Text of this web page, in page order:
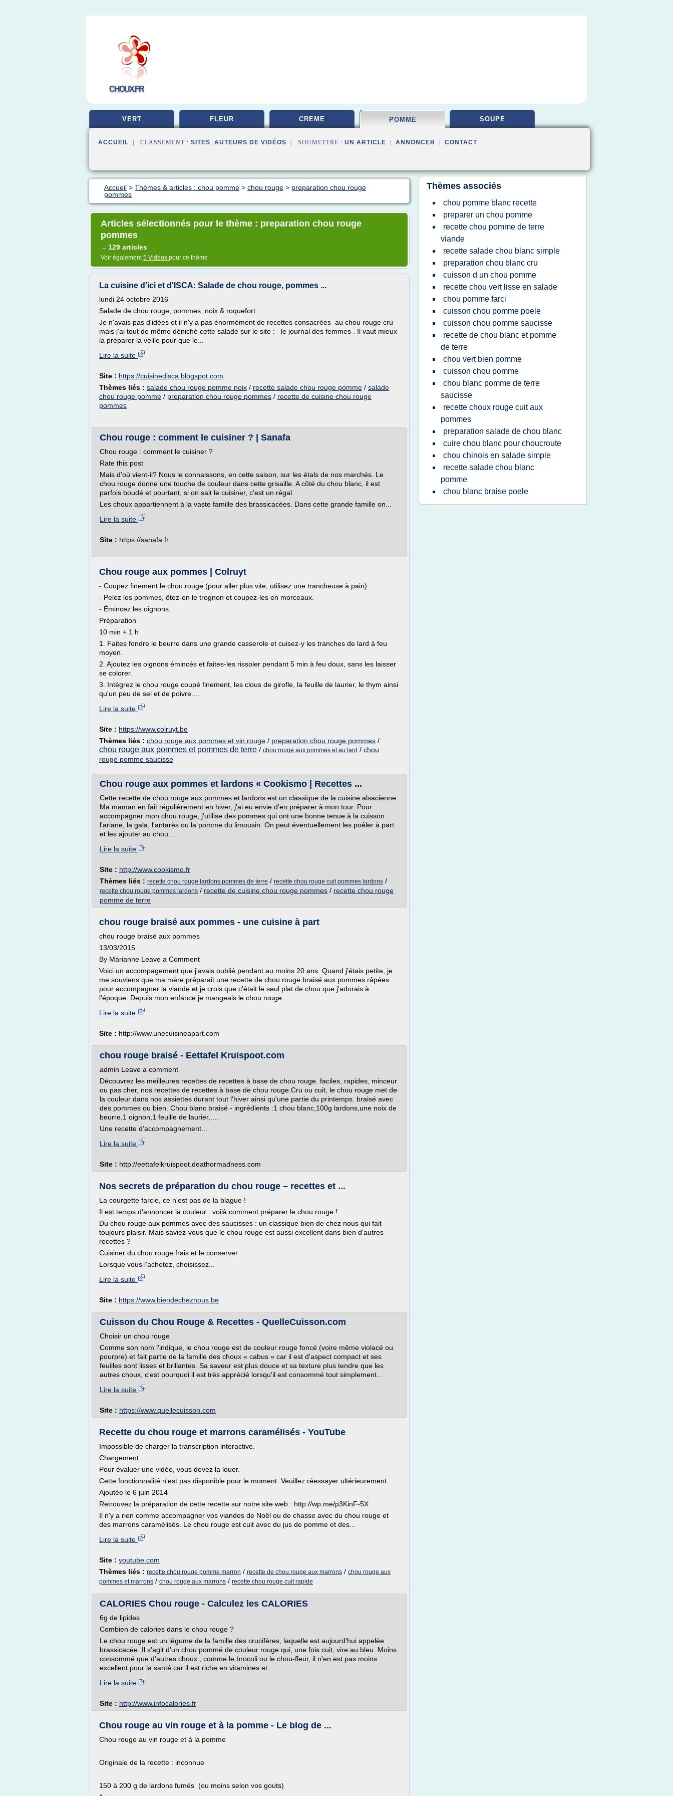
CHOUX.FR
VERT FLEUR CREME POMME SOUPE
ACCUEIL | CLASSEMENT : SITES, AUTEURS DE VIDÉOS | SOUMETTRE : UN ARTICLE ANNONCER CONTACT
Accueil > Thèmes & articles : chou pomme > chou rouge > preparation chou rouge
pommes
Articles sélectionnés pour le thème : preparation chou rouge
pommes
→ 129 articles
Voir également5 Vidéos pour ce thème
La cuisine d'ici et d'ISCA: Salade de chou rouge, pommes ...
lundi 24 octobre 2016
Salade de chou rouge, pommes, noix & roquefort
Je n'avais pas d'idées et il n'y a pas énormément de recettes consacrées au chou rouge cru
mais j'ai tout de même déniché cette salade sur le site : le journal des femmes . Il vaut mieux
la préparer la veille pour que le...
Lire la suite
Site : https://cuisinedisca.blogspot.com
Thèmes liés : salade chou rouge pomme noix / recette salade chou rouge pomme / salade
chou rouge pomme / preparation chou rouge pommes / recette de cuisine chou rouge
pommes
Chou rouge : comment le cuisiner ? | Sanafa
Chou rouge : comment le cuisiner ?
Rate this post
Mais d'où vient-il? Nous le connaissons, en cette saison, sur les étals de nos marchés. Le
chou rouge donne une touche de couleur dans cette grisaille. A côté du chou blanc, il est
parfois boudé et pourtant, si on sait le cuisiner, c'est un régal.
Les choux appartiennent à la vaste famille des brassicacées. Dans cette grande famille on...
Lire la suite
Site : https://sanafa.fr
Chou rouge aux pommes | Colruyt
- Coupez finement le chou rouge (pour aller plus vite, utilisez une trancheuse à pain).
- Pelez les pommes, ôtez-en le trognon et coupez-les en morceaux.
- Émincez les oignons.
Préparation
10 min + 1 h
1. Faites fondre le beurre dans une grande casserole et cuisez-y les tranches de lard à feu
moyen.
2. Ajoutez les oignons émincés et faites-les rissoler pendant 5 min à feu doux, sans les laisser
se colorer.
3. Intégrez le chou rouge coupé finement, les clous de girofle, la feuille de laurier, le thym ainsi
qu'un peu de sel et de poivre....
Lire la suite
Site : https://www.colruyt.be
Thèmes liés : chou rouge aux pommes et vin rouge / preparation chou rouge pommes /
chou rouge aux pommes et pommes de terre / chou rouge aux pommes et au lard / chou
rouge pomme saucisse
Chou rouge aux pommes et lardons « Cookismo | Recettes ...
Cette recette de chou rouge aux pommes et lardons est un classique de la cuisine alsacienne.
Ma maman en fait régulièrement en hiver, j'ai eu envie d'en préparer à mon tour. Pour
accompagner mon chou rouge, j'utilise des pommes qui ont une bonne tenue à la cuisson :
l'ariane, la gala, l'antarès ou la pomme du limousin. On peut éventuellement les poêler à part
et les ajouter au chou...
Lire la suite
Site : http://www.cookismo.fr
Thèmes liés : recette chou rouge lardons pommes de terre / recette chou rouge cuit pommes lardons /
recette chou rouge pommes lardons / recette de cuisine chou rouge pommes / recette chou rouge
pomme de terre
chou rouge braisé aux pommes - une cuisine à part
chou rouge braisé aux pommes
13/03/2015
By Marianne Leave a Comment
Voici un accompagement que j'avais oublié pendant au moins 20 ans. Quand j'étais petite, je
me souviens que ma mère préparait une recette de chou rouge braisé aux pommes râpées
pour accompagner la viande et je crois que c'était le seul plat de chou que j'adorais à
l'époque. Depuis mon enfance je mangeais le chou rouge...
Lire la suite
Site : http://www.unecuisineapart.com
chou rouge braisé - Eettafel Kruispoot.com
admin Leave a comment
Découvrez les meilleures recettes de recettes à base de chou rouge. faciles, rapides, minceur
ou pas cher, nos recettes de recettes à base de chou rouge.Cru ou cuit, le chou rouge met de
la couleur dans nos assiettes durant tout l'hiver ainsi qu'une partie du printemps. braisé avec
des pommes ou bien. Chou blanc braisé - ingrédients :1 chou blanc,100g lardons,une noix de
beurre,1 oignon,1 feuille de laurier,....
Une recette d'accompagnement...
Lire la suite
Site : http://eettafelkruispoot.deathormadness.com
Nos secrets de préparation du chou rouge – recettes et ...
La courgette farcie, ce n'est pas de la blague !
Il est temps d'annoncer la couleur : voilà comment préparer le chou rouge !
Du chou rouge aux pommes avec des saucisses : un classique bien de chez nous qui fait
toujours plaisir. Mais saviez-vous que le chou rouge est aussi excellent dans bien d'autres
recettes ?
Cuisiner du chou rouge frais et le conserver
Lorsque vous l'achetez, choisissez...
Lire la suite
Site : https://www.biendecheznous.be
Cuisson du Chou Rouge & Recettes - QuelleCuisson.com
Choisir un chou rouge
Comme son nom l'indique, le chou rouge est de couleur rouge foncé (voire même violacé ou
pourpre) et fait partie de la famille des choux « cabus » car il est d'aspect compact et ses
feuilles sont lisses et brillantes. Sa saveur est plus douce et sa texture plus tendre que les
autres choux, c'est pourquoi il est très apprécié lorsqu'il est consommé tout simplement...
Lire la suite
Site : https://www.quellecuisson.com
Recette du chou rouge et marrons caramélisés - YouTube
Impossible de charger la transcription interactive.
Chargement...
Pour évaluer une vidéo, vous devez la louer.
Cette fonctionnalité n'est pas disponible pour le moment. Veuillez réessayer ultérieurement.
Ajoutée le 6 juin 2014
Retrouvez la préparation de cette recette sur notre site web : http://wp.me/p3KinF-5X
Il n'y a rien comme accompagner vos viandes de Noël ou de chasse avec du chou rouge et
des marrons caramélisés. Le chou rouge est cuit avec du jus de pomme et des...
Lire la suite
Site : youtube.com
Thèmes liés : recette chou rouge pomme marron / recette de chou rouge aux marrons / chou rouge aux
pommes et marrons / chou rouge aux marrons / recette chou rouge cuit rapide
CALORIES Chou rouge - Calculez les CALORIES
6g de lipides
Combien de calories dans le chou rouge ?
Le chou rouge est un légume de la famille des crucifères, laquelle est aujourd'hui appelée
brassicacée. Il s'agit d'un chou pommé de couleur rouge qui, une fois cuit, vire au bleu. Moins
consommé que d'autres choux , comme le brocoli ou le chou-fleur, il n'en est pas moins
excellent pour la santé car il est riche en vitamines et...
Lire la suite
Site : http://www.infocalories.fr
Chou rouge au vin rouge et à la pomme - Le blog de ...
Chou rouge au vin rouge et à la pomme
Originale de la recette : inconnue
150 à 200 g de lardons fumés (ou moins selon vos gouts)
Thèmes associés
chou pomme blanc recette
preparer un chou pomme
recette chou pomme de terre
viande
recette salade chou blanc simple
preparation chou blanc cru
cuisson d un chou pomme
recette chou vert lisse en salade
chou pomme farci
cuisson chou pomme poele
cuisson chou pomme saucisse
recette de chou blanc et pomme
de terre
chou vert bien pomme
cuisson chou pomme
chou blanc pomme de terre
saucisse
recette choux rouge cuit aux
pommes
preparation salade de chou blanc
cuire chou blanc pour choucroute
chou chinois en salade simple
recette salade chou blanc
pomme
chou blanc braise poele